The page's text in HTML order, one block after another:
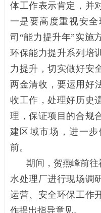
体工作表示肯定 ， 并
一是要高度重视安
司 “能力提升年”实施
环保能力提升系列培
力提升，切实做好安
两金清收，要运用好
收工作 ，处理好历史
理 ，保证项目的合规
建区域市场 ，进一步
前。
期间，贺燕峰前
水处理厂进行现场调
运营、安全环保工作
作提出指导意见。